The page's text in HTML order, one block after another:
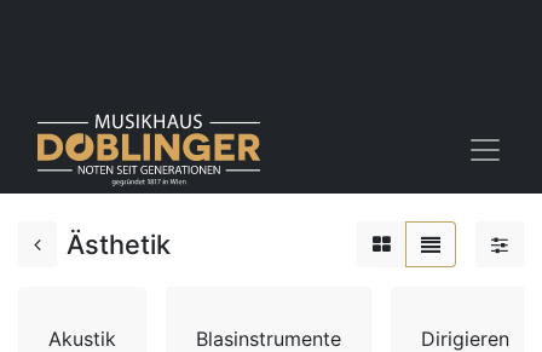
Ästhetik
Akustik Blasinstrumente Dirigieren